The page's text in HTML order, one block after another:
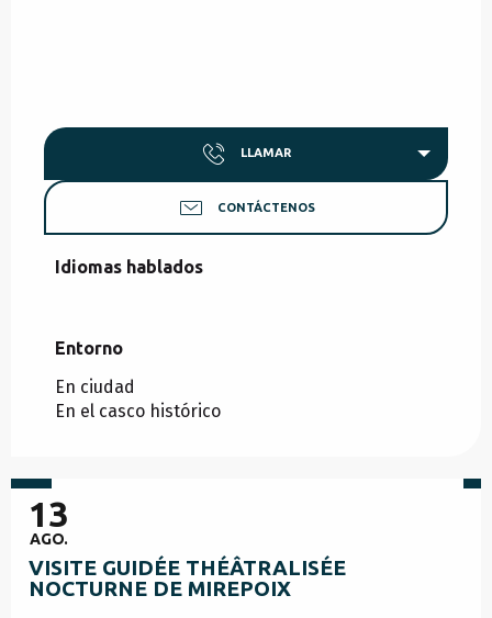
LLAMAR
CONTÁCTENOS
Idiomas hablados
Idiomas hablados
Entorno
Entorno
En ciudad
En el casco histórico
13
AGO.
VISITE GUIDÉE THÉÂTRALISÉE
NOCTURNE DE MIREPOIX